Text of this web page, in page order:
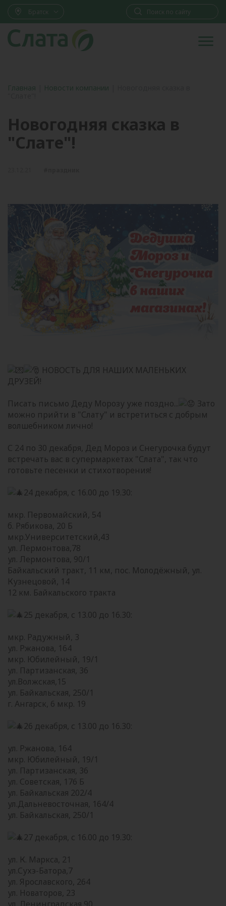
Братск
Главная Новости компании
Новогодняя сказка в
"Слате"!
НОВОСТЬ ДЛЯ НАШИХ МАЛЕНЬКИХ
ДРУЗЕЙ!
Писать письмо Деду Морозу уже поздно...
Зато
можно прийти в "Слату" и встретиться с добрым
волшебником лично!
С 24 по 30 декабря, Дед Мороз и Снегурочка будут
встречать вас в супермаркетах "Слата", так что
готовьте песенки и стихотворения!
24 декабря, с 16.00 до 19.30:
мкр. Первомайский, 54
б. Рябикова, 20 Б
мкр.Университетский,43
ул. Лермонтова,78
ул. Лермонтова, 90/1
Байкальский тракт, 11 км, пос. Молодёжный, ул.
Кузнецовой, 14
12 км. Байкальского тракта
25 декабря, с 13.00 до 16.30:
мкр. Радужный, 3
ул. Ржанова, 164
мкр. Юбилейный, 19/1
ул. Партизанская, 36
ул.Волжская,15
ул. Байкальская, 250/1
г. Ангарск, 6 мкр. 19
26 декабря, с 13.00 до 16.30:
ул. Ржанова, 164
мкр. Юбилейный, 19/1
ул. Партизанская, 36
ул. Советская, 176 Б
ул. Байкальская 202/4
ул.Дальневосточная, 164/4
ул. Байкальская, 250/1
27 декабря, с 16.00 до 19.30:
ул. К. Маркса, 21
ул.Сухэ-Батора,7
ул. Ярославского, 264
ул. Новаторов, 23